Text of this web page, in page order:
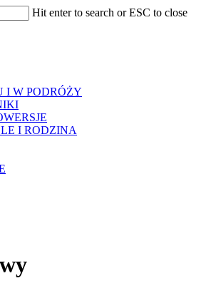
Hit enter to search or ESC to close
I W PODRÓŻY
I RODZINA